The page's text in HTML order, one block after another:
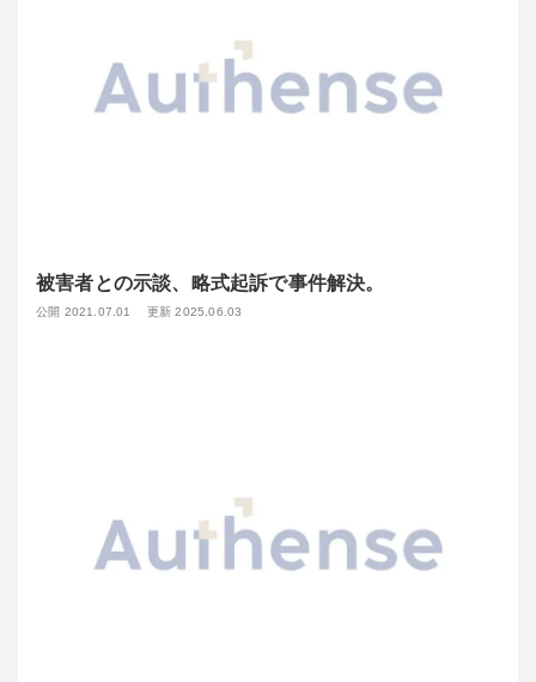
被害者との示談、略式起訴で事件解決。
公開 2021.07.01 更新 2025.06.03